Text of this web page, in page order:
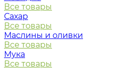
Все товары
Сахар
Все товары
Маслины и оливки
Все товары
Мука
Все товары